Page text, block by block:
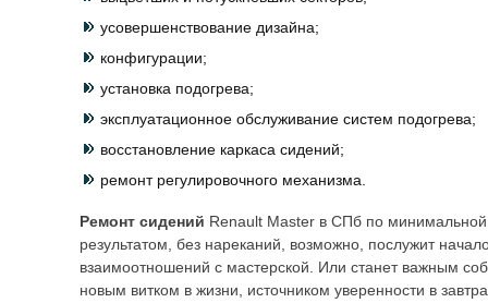
усовершенствование дизайна;
конфигурации;
установка подогрева;
эксплуатационное обслуживание систем подогрева;
восстановление каркаса сидений;
ремонт регулировочного механизма.
Ремонт сидений Renault Master в СПб по
результатом, без нареканий, возможно, послужит
взаимоотношений с мастерской. Или станет важным
новым витком в жизни, источником уверенности в